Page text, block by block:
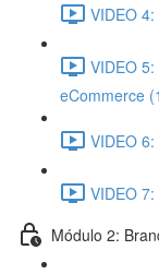
VIDEO
VIDEO
eCommerce
VIDEO
VIDEO
Módulo 2: